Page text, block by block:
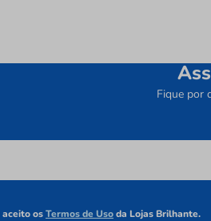
Fique por
osTermos de Usoda Lojas Brilhante.